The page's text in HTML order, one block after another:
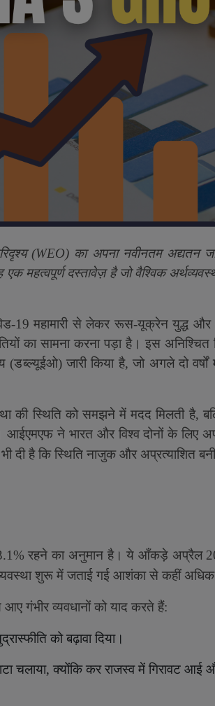
(WEO) का अपना नवीनतम अद्यतन
महत्वपूर्ण दस्तावेज़ है जो वैश्विक
19 महामारी से लेकर रूस-यूक्रेन युद्ध
का सामना करना पड़ा है। इस अनिश्चित
(डब्ल्यूईओ) जारी किया है,जो अगले दो
की स्थिति को समझने में मदद मिलती है,
ने भारत और विश्व दोनों के लिए
दी है कि स्थिति नाजुक और अप्रत्याशित
रहने का अनुमान है। ये आँकड़े अप्रैल
शुरू में जताई गई आशंका से कहीं अधिक
गंभीर व्यवधानों को याद करते हैं:
को बढ़ावा दिया।
चलाया, क्योंकि कर राजस्व में गिरावट आई